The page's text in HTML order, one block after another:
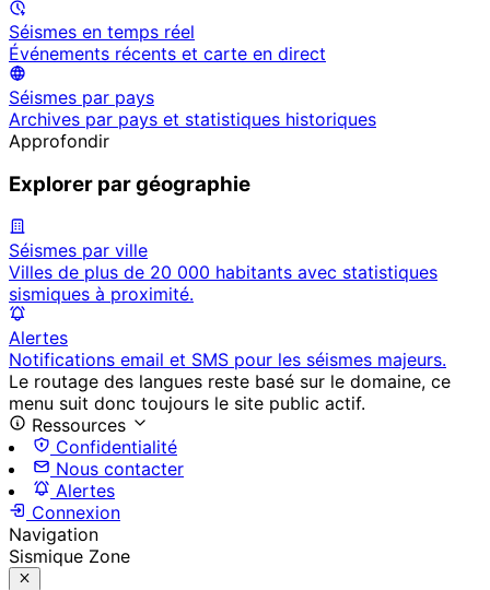
Séismes en temps réel
Événements récents et carte en direct
Séismes par pays
Archives par pays et statistiques historiques
Approfondir
Explorer par géographie
Séismes par ville
Villes de plus de 20 000 habitants avec statistiques
sismiques à proximité.
Alertes
Notifications email et SMS pour les séismes majeurs.
Le routage des langues reste basé sur le domaine, ce
menu suit donc toujours le site public actif.
Ressources
Confidentialité
Nous contacter
Alertes
Connexion
Navigation
Sismique Zone